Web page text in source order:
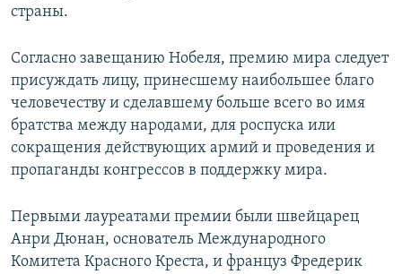
страны.
Согласно завещанию Нобеля, премию мира следует
присуждать лицу, принесшему наибольшее благо
человечеству и сделавшему больше всего во имя
братства между народами, для роспуска или
сокращения действующих армий и проведения и
пропаганды конгрессов в поддержку мира.
Первыми лауреатами премии были швейцарец
Анри Дюнан, основатель Международного
Комитета Красного Креста, и француз Фредерик